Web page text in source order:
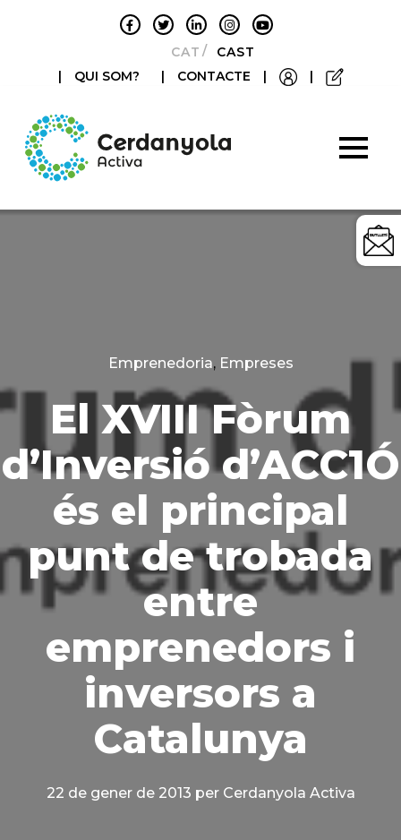
CATALÀCASTELLANO
|
QUI SOM? | CONTACTE | |
Categories
Emprenedoria, Empreses
El XVIII Fòrum
d’Inversió d’ACC1Ó
és el principal
punt de trobada
entre
emprenedors i
inversors a
Catalunya
22 de gener de 2013 per Cerdanyola Activa